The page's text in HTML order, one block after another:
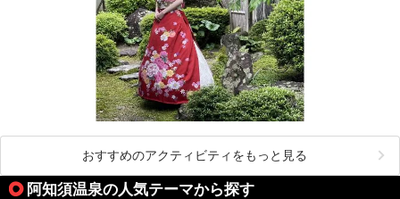
おすすめのアクティビティをもっと見る
阿知須温泉の人気テーマから探す